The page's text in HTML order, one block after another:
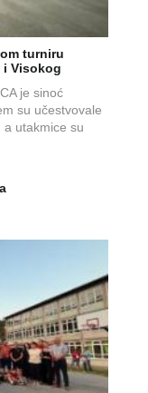
turniru
i Visokog
je sinoć
su učestvovale
a utakmice su